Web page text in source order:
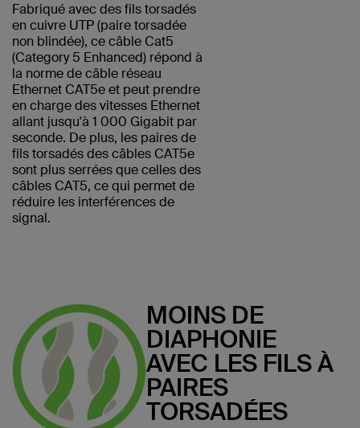
Fabriqué avec des fils torsadés
en cuivre UTP (paire torsadée
non blindée), ce câble Cat5
(Category 5 Enhanced) répond à
la norme de câble réseau
Ethernet CAT5e et peut prendre
en charge des vitesses Ethernet
allant jusqu'à 1 000 Gigabit par
seconde. De plus, les paires de
fils torsadés des câbles CAT5e
sont plus serrées que celles des
câbles CAT5, ce qui permet de
réduire les interférences de
signal.
MOINS DE
DIAPHONIE
AVEC LES FILS À
PAIRES
TORSADÉES